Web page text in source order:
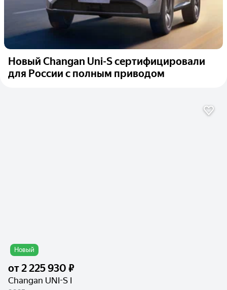
Новый Changan Uni-S сертифицировали
для России с полным приводом
Новый
от2 225 930 ₽
Changan UNI-S I